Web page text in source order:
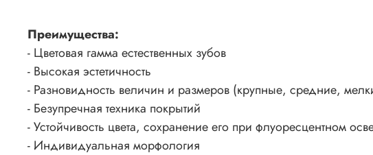
Преимущества:
- Цветовая гамма естественных зубов
- Высокая эстетичность
- Разновидность величин и размеров (крупные, средние,
- Безупречная техника покрытий
- Устойчивость цвета, сохранение его при флуоресцентном
- Индивидуальная морфология